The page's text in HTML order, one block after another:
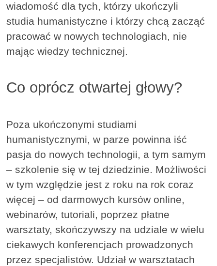
wiadomość dla tych, którzy ukończyli
studia humanistyczne i którzy chcą zacząć
pracować w nowych technologiach, nie
mając wiedzy technicznej.
Co oprócz otwartej głowy?
Poza ukończonymi studiami
humanistycznymi, w parze powinna iść
pasja do nowych technologii, a tym samym
– szkolenie się w tej dziedzinie. Możliwości
w tym względzie jest z roku na rok coraz
więcej – od darmowych kursów online,
webinarów, tutoriali, poprzez płatne
warsztaty, skończywszy na udziale w wielu
ciekawych konferencjach prowadzonych
przez specjalistów. Udział w warsztatach